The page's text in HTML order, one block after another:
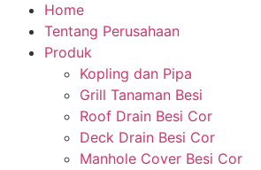
Home
Tentang Perusahaan
Produk
Kopling dan Pipa
Grill Tanaman Besi
Roof Drain Besi Cor
Deck Drain Besi Cor
Manhole Cover Besi Cor